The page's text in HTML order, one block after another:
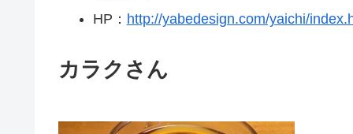
HP： http://yabedesign.com/yaichi/
カラクさん